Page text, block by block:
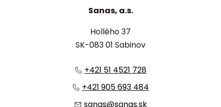
Sanas, a.s.
Hollého 37
SK-083 01 Sabinov
+421 51 4521 728
+421 905 693 484
sanas@sanas.sk